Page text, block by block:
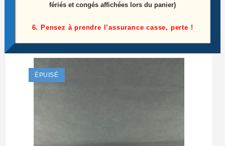
ÉPUISÉ
fériés et congés affichées lors du panier)
6. Pensez à prendre l’assurance casse, perte !